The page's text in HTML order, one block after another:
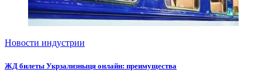
Новости индустрии
ЖД билеты Укрзализныця онлайн: преимущества